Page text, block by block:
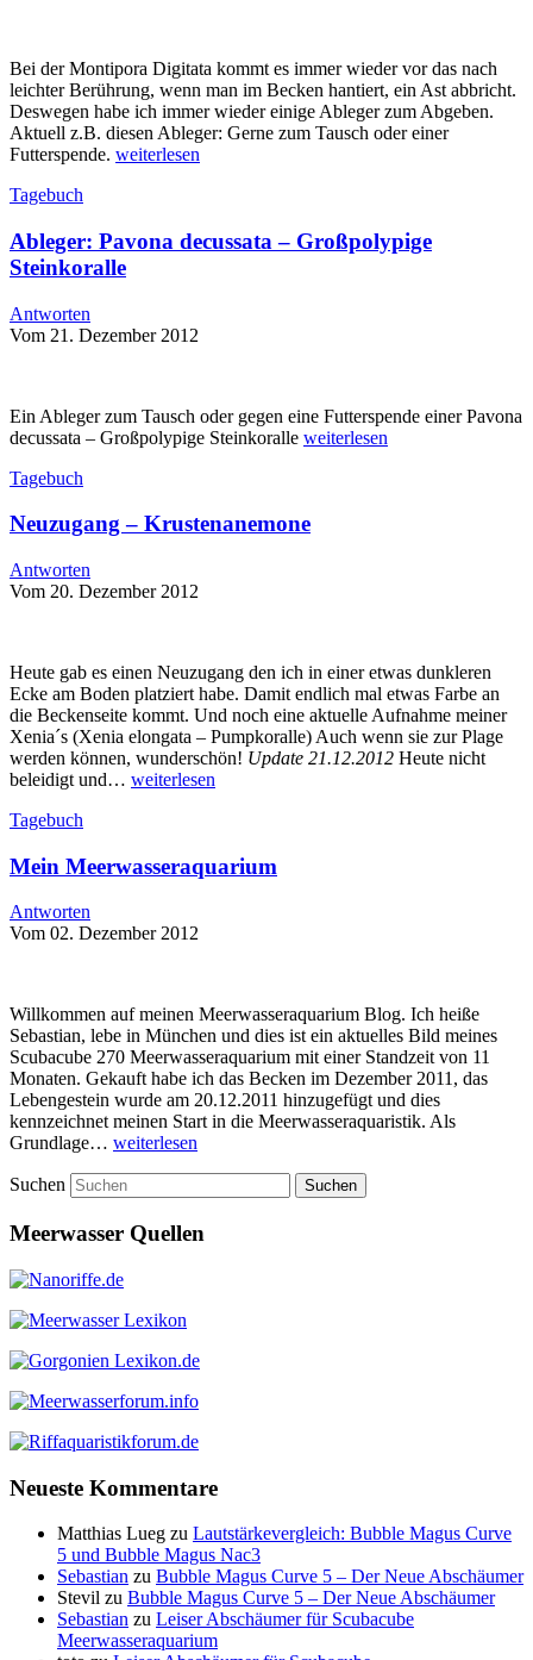
Bei der Montipora Digitata kommt es immer wieder vor das nach
leichter Berührung, wenn man im Becken hantiert, ein Ast abbricht.
Deswegen habe ich immer wieder einige Ableger zum Abgeben.
Aktuell z.B. diesen Ableger: Gerne zum Tausch oder einer
Futterspende. weiterlesen
Tagebuch
Ableger: Pavona decussata – Großpolypige
Steinkoralle
Antworten
Vom 21. Dezember 2012
Ein Ableger zum Tausch oder gegen eine Futterspende einer Pavona
decussata – Großpolypige Steinkoralle weiterlesen
Tagebuch
Neuzugang – Krustenanemone
Antworten
Vom 20. Dezember 2012
Heute gab es einen Neuzugang den ich in einer etwas dunkleren
Ecke am Boden platziert habe. Damit endlich mal etwas Farbe an
die Beckenseite kommt. Und noch eine aktuelle Aufnahme meiner
Xenia´s (Xenia elongata – Pumpkoralle) Auch wenn sie zur Plage
werden können, wunderschön! Update 21.12.2012 Heute nicht
beleidigt und… weiterlesen
Tagebuch
Mein Meerwasseraquarium
Antworten
Vom 02. Dezember 2012
Willkommen auf meinen Meerwasseraquarium Blog. Ich heiße
Sebastian, lebe in München und dies ist ein aktuelles Bild meines
Scubacube 270 Meerwasseraquarium mit einer Standzeit von 11
Monaten. Gekauft habe ich das Becken im Dezember 2011, das
Lebengestein wurde am 20.12.2011 hinzugefügt und dies
kennzeichnet meinen Start in die Meerwasseraquaristik. Als
Grundlage… weiterlesen
Suchen
Meerwasser Quellen
Neueste Kommentare
Matthias Lueg zu Lautstärkevergleich: Bubble Magus Curve
5 und Bubble Magus Nac3
Sebastian zu Bubble Magus Curve 5 – Der Neue Abschäumer
Stevil zu Bubble Magus Curve 5 – Der Neue Abschäumer
Sebastian zu Leiser Abschäumer für Scubacube
Meerwasseraquarium